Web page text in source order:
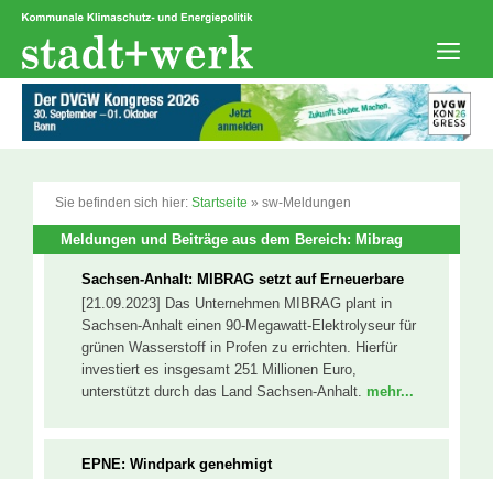
Zum
springen
Sie befinden sich hier: Startseite » sw-Meldungen
Meldungen und Beiträge aus dem Bereich: Mibrag
Sachsen-Anhalt: MIBRAG setzt auf Erneuerbare
[21.09.2023] Das Unternehmen MIBRAG plant in
Sachsen-Anhalt einen 90-Megawatt-Elektrolyseur für
grünen Wasserstoff in Profen zu errichten. Hierfür
investiert es insgesamt 251 Millionen Euro,
unterstützt durch das Land Sachsen-Anhalt. mehr...
EPNE: Windpark genehmigt